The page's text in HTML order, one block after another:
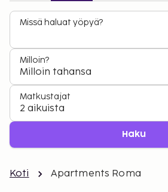
Missä haluat yöpyä?
Milloin?
Milloin tahansa
Matkustajat
2 aikuista
Haku
Koti Apartments Roma